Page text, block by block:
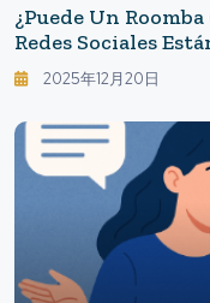
¿Puede Un
Redes Sociales
China" Y El Futuro
2025年12月20日